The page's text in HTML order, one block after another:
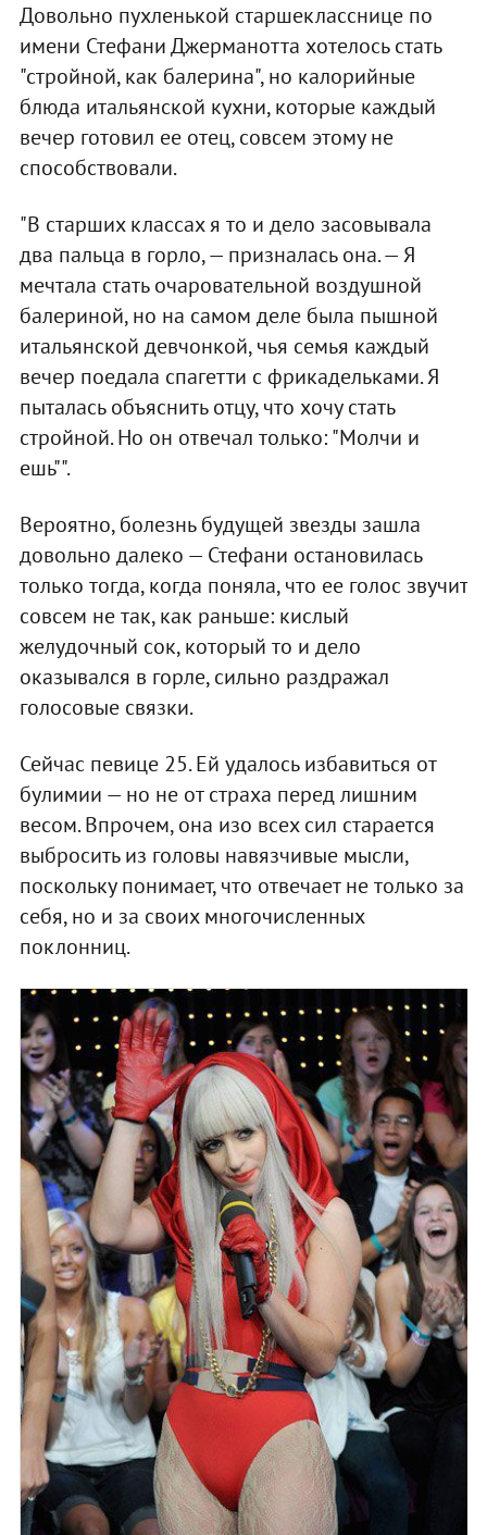
Довольно пухленькой старшекласснице по
имени Стефани Джерманотта хотелось стать
"стройной, как балерина", но калорийные
блюда итальянской кухни, которые каждый
вечер готовил ее отец, совсем этому не
способствовали.
"В старших классах я то и дело засовывала
два пальца в горло, — призналась она. — Я
мечтала стать очаровательной воздушной
балериной, но на самом деле была пышной
итальянской девчонкой, чья семья каждый
вечер поедала спагетти с фрикадельками. Я
пыталась объяснить отцу, что хочу стать
стройной. Но он отвечал только: "Молчи и
ешь"".
Вероятно, болезнь будущей звезды зашла
довольно далеко — Стефани остановилась
только тогда, когда поняла, что ее голос звучит
совсем не так, как раньше: кислый
желудочный сок, который то и дело
оказывался в горле, сильно раздражал
голосовые связки.
Сейчас певице 25. Ей удалось избавиться от
булимии — но не от страха перед лишним
весом. Впрочем, она изо всех сил старается
выбросить из головы навязчивые мысли,
поскольку понимает, что отвечает не только за
себя, но и за своих многочисленных
поклонниц.